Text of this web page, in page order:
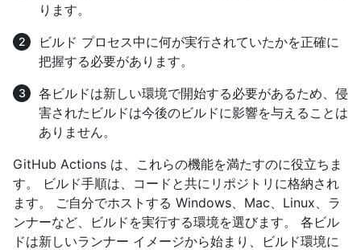
ります。
ビルド プロセス中に何が実行されていたかを正確に
把握する必要があります。
各ビルドは新しい環境で開始する必要があるため、侵
害されたビルドは今後のビルドに影響を与えることは
ありません。
GitHub Actions は、これらの機能を満たすのに役立ちま
す。 ビルド手順は、コードと共にリポジトリに格納され
ます。 ご自分でホストする Windows、Mac、Linux、ラ
ンナーなど、ビルドを実行する環境を選びます。 各ビル
ドは新しいランナー イメージから始まり、ビルド環境に